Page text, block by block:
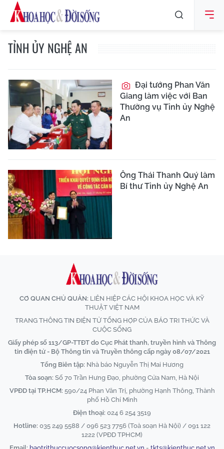
TỈNH ỦY NGHỆ AN
Đại tướng Phan Văn
Giang làm việc với Ban
Thường vụ Tỉnh ủy Nghệ
An
Ông Thái Thanh Quý làm
Bí thư Tỉnh ủy Nghệ An
CƠ QUAN CHỦ QUẢN: LIÊN HIỆP CÁC HỘI KHOA HỌC VÀ KỸ
THUẬT VIỆT NAM
TRANG THÔNG TIN ĐIỆN TỬ TỔNG HỢP CỦA BÁO TRI THỨC VÀ
CUỘC SỐNG
Giấy phép số 113/GP-TTĐT do Cục Phát thanh, truyền hình và Thông
tin điện tử - Bộ Thông tin và Truyền thông cấp ngày 08/07/2021
Tổng Biên tập: Nhà báo Nguyễn Thị Mai Hương
Tòa soạn: Số 70 Trần Hưng Đạo, phường Cửa Nam, Hà Nội
VPĐD tại TP.HCM: 590/24 Phan Văn Trị, phường Hạnh Thông, Thành
phố Hồ Chí Minh
Điện thoại: 024 6 254 3519
Hotline: 035 249 5588 / 096 523 7756 (Toà soạn Hà Nội) / 091 122
1222 (VPĐD TPHCM)